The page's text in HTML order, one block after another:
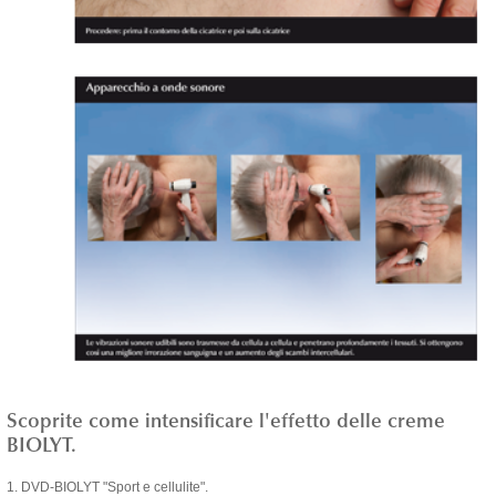
Scoprite come intensificare l'effetto delle creme
BIOLYT.
1. DVD-BIOLYT "Sport e cellulite".